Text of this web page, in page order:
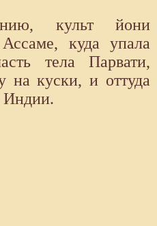
культ йони
куда упала
тела Парвати,
на куски, и оттуда
Индии.